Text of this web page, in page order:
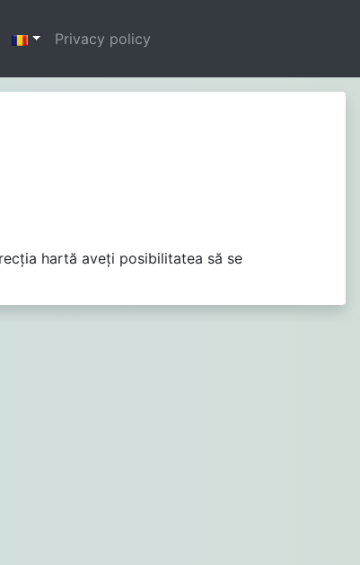
Privacy policy
hartă aveţi posibilitatea să se